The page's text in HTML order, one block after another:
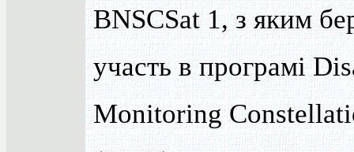
BNSCSat 1, з яким
участь в програмі
Monitoring